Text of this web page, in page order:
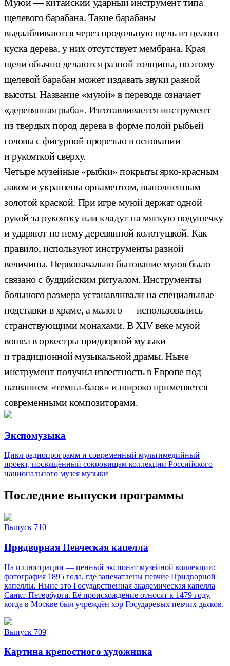
щелевого барабана. Такие барабаны
выдалбливаются через продольную щель из целого
куска дерева, у них отсутствует мембрана. Края
щели обычно делаются разной толщины, поэтому
щелевой барабан может издавать звуки разной
высоты. Название «муюй» в переводе означает
«деревянная рыба». Изготавливается инструмент
из твердых пород дерева в форме полой рыбьей
головы с фигурной прорезью в основании
и рукояткой сверху.
Четыре музейные «рыбки» покрыты ярко-красным
лаком и украшены орнаментом, выполненным
золотой краской. При игре муюй держат одной
рукой за рукоятку или кладут на мягкую подушечку
и ударяют по нему деревянной колотушкой. Как
правило, используют инструменты разной
величины. Первоначально бытование муюя было
связано с буддийским ритуалом. Инструменты
большого размера устанавливали на специальные
подставки в храме, а малого — использовались
странствующими монахами. В XIV веке муюй
вошел в оркестры придворной музыки
и традиционной музыкальной драмы. Ныне
инструмент получил известность в Европе под
названием «темпл-блок» и широко применяется
современными композиторами.
Экспомузыка
Цикл радиопрограмм и современный мультимедийный
проект, посвящённый сокровищам коллекции Российского
национального музея музыки
Последние выпуски программы
Выпуск 710
Придворная Певческая капелла
На иллюстрации — ценный экспонат музейной коллекции:
фотография 1895 года, где запечатлены певчие Придворной
капеллы. Ныне это Государственная академическая капелла
Санкт‑Петербурга. Её происхождение относят к 1479 году,
когда в Москве был учреждён хор Государевых певчих дьяков.
Выпуск 709
Картина крепостного художника